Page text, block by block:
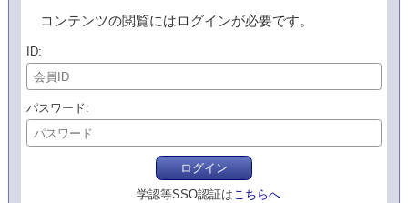
コンテンツの閲覧にはログインが必要です。
ID
パスワード
ログイン
学認等SSO認証はこちらへ